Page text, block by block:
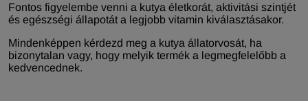
Fontos figyelembe venni a kutya életkorát, aktivitási szintjét
és egészségi állapotát a legjobb vitamin kiválasztásakor.
Mindenképpen kérdezd meg a kutya állatorvosát, ha
bizonytalan vagy, hogy melyik termék a legmegfelelőbb a
kedvencednek.